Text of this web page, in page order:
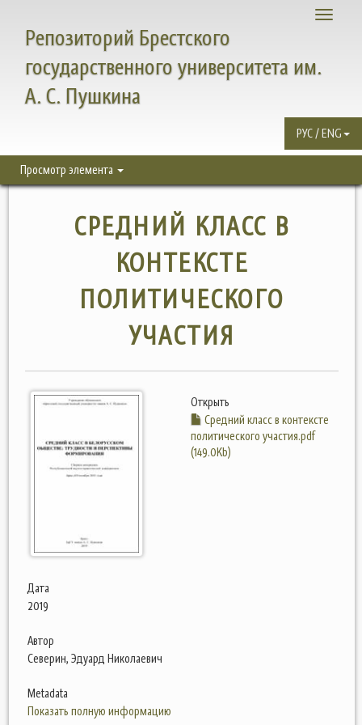
Toggle
Репозиторий Брестского
государственного университета им.
А. С. Пушкина
РУС / ENG
Просмотр элемента
СРЕДНИЙ КЛАСС В
КОНТЕКСТЕ
ПОЛИТИЧЕСКОГО
УЧАСТИЯ
Открыть
Средний класс в контексте
политического участия.pdf
(149.0Kb)
Дата
2019
Автор
Северин, Эдуард Николаевич
Metadata
Показать полную информацию